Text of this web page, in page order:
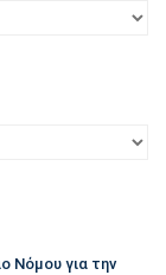
Νόμου για την